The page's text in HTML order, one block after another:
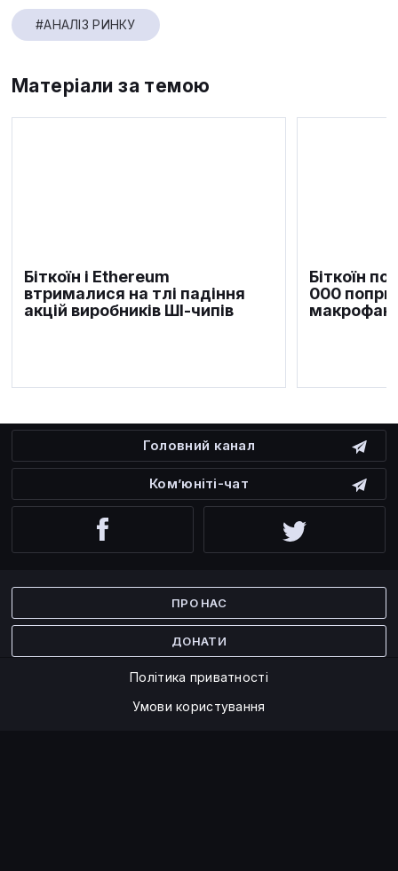
#АНАЛІЗ РИНКУ
Матеріали за темою
Біткоїн і Ethereum
втрималися на тлі падіння
акцій виробників ШІ-чипів
Біткоїн
000 попри
Головний канал
Ком’юніті-чат
ПРО НАС
ДОНАТИ
Політика приватності
Умови користування